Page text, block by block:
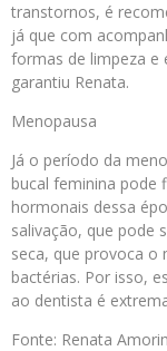
transtornos, é
já que com
formas de limpeza e
garantiu Renata.
Menopausa
Já o período da
bucal feminina pode
hormonais dessa
salivação, que pode
seca, que provoca o
bactérias. Por isso,
ao dentista é
Fonte: Renata